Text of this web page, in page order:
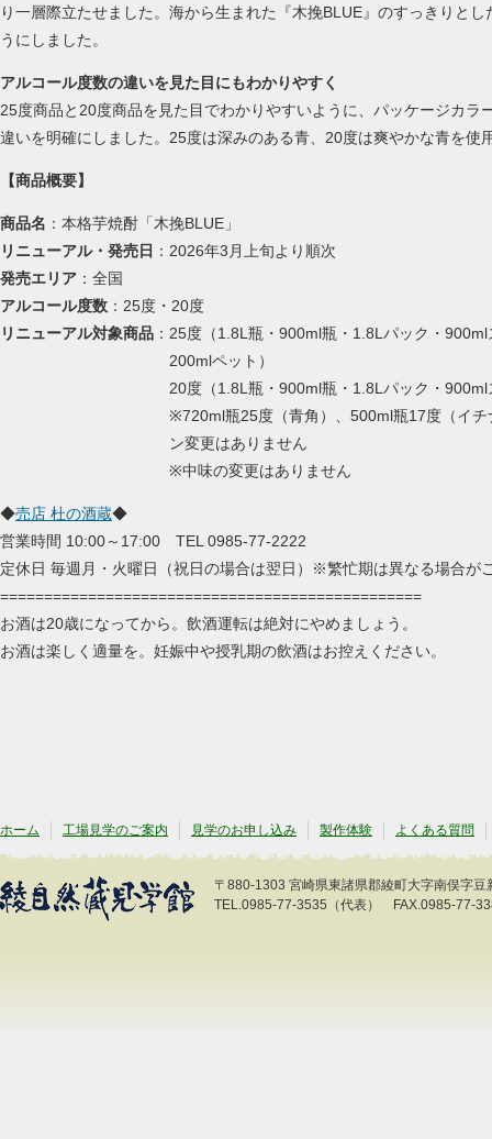
り一層際立たせました。海から生まれた『木挽BLUE』のすっきりと
うにしました。
アルコール度数の違いを見た目にもわかりやすく
25度商品と20度商品を見た目でわかりやすいように、パッケージカラ
違いを明確にしました。25度は深みのある青、20度は爽やかな青を使
【商品概要】
商品名 ：本格芋焼酎「木挽BLUE」
リニューアル・発売日 ：2026年3月上旬より順次
発売エリア ：全国
アルコール度数 ：25度・20度
リニューアル対象商品 ：25度（1.8L瓶・900ml瓶・1.8Lパック・
200mlペット）
20度（1.8L瓶・900ml瓶・1.8Lパック・900mlスリム
※720ml瓶25度（青角）、500ml瓶17度（イチナナ）
ン変更はありません
※中味の変更はありません
◆売店 杜の酒蔵◆
営業時間 10:00～17:00 TEL 0985-77-2222
定休日 毎週月・火曜日（祝日の場合は翌日）※繁忙期は異なる場合が
================================================
お酒は20歳になってから。飲酒運転は絶対にやめましょう。
お酒は楽しく適量を。妊娠中や授乳期の飲酒はお控えください。
ホーム 工場見学のご案内 見学のお申し込み 製作体験 よくある質問
〒880-1303 宮崎県東諸県郡綾町大字南俣字豆
TEL.0985-77-3535（代表） FAX.0985-77-